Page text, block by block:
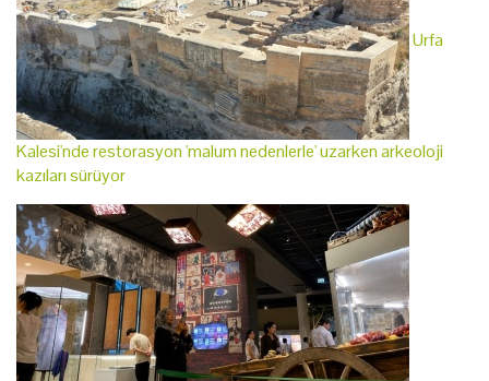
Urfa
Kalesi'nde restorasyon 'malum nedenlerle' uzarken arkeoloji
kazıları sürüyor